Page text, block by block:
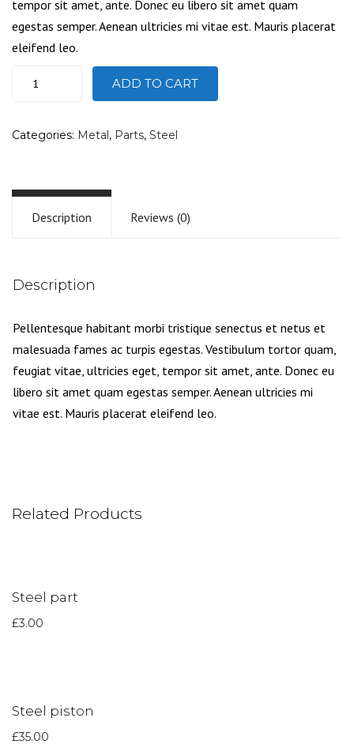
tempor sit amet, ante. Donec eu libero sit amet quam
egestas semper. Aenean ultricies mi vitae est. Mauris placerat
eleifend leo.
ADD TO CART
Categories: Metal, Parts, Steel
Description Reviews (0)
Description
Pellentesque habitant morbi tristique senectus et netus et
malesuada fames ac turpis egestas. Vestibulum tortor quam,
feugiat vitae, ultricies eget, tempor sit amet, ante. Donec eu
libero sit amet quam egestas semper. Aenean ultricies mi
vitae est. Mauris placerat eleifend leo.
Related Products
Steel part
£3.00
Steel piston
£35.00